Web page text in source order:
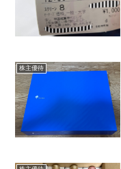
株主優待